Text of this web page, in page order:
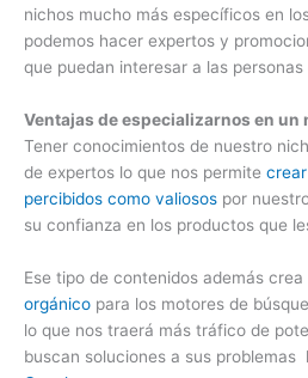
nichos mucho más específicos en
podemos hacer expertos y
que puedan interesar a las
Ventajas de especializarnos en un
Tener conocimientos de nuestro
de expertos lo que nos permite
percibidos como valiosos por
su confianza en los productos que
Ese tipo de contenidos además crea
orgánico para los motores de
lo que nos traerá más tráfico de
buscan soluciones a sus problemas